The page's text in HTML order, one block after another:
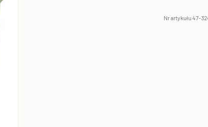
Nr artykułu 47-